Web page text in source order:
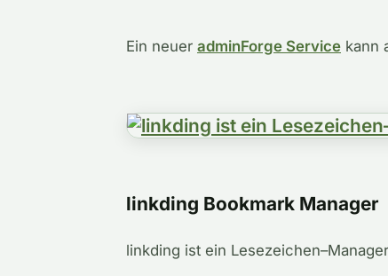
Ein neuer adminForge Service kann
linkding Bookmark Manager
linkding ist ein Lesezeichen–